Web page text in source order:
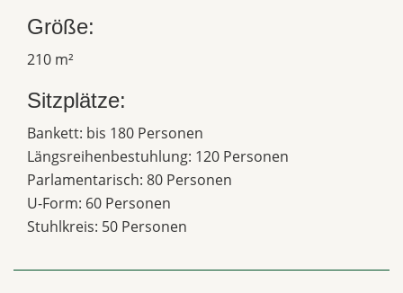
Größe:
210 m²
Sitzplätze:
Bankett: bis 180 Personen
Längsreihenbestuhlung: 120 Personen
Parlamentarisch: 80 Personen
U-Form: 60 Personen
Stuhlkreis: 50 Personen